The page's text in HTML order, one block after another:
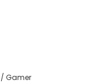
Gamer